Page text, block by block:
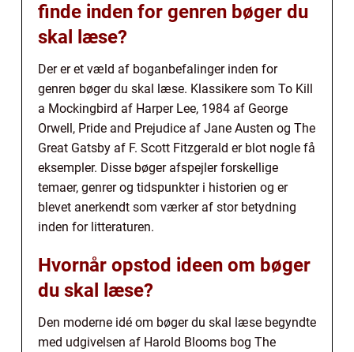
finde inden for genren bøger du
skal læse?
Der er et væld af boganbefalinger inden for
genren bøger du skal læse. Klassikere som To Kill
a Mockingbird af Harper Lee, 1984 af George
Orwell, Pride and Prejudice af Jane Austen og The
Great Gatsby af F. Scott Fitzgerald er blot nogle få
eksempler. Disse bøger afspejler forskellige
temaer, genrer og tidspunkter i historien og er
blevet anerkendt som værker af stor betydning
inden for litteraturen.
Hvornår opstod ideen om bøger
du skal læse?
Den moderne idé om bøger du skal læse begyndte
med udgivelsen af Harold Blooms bog The